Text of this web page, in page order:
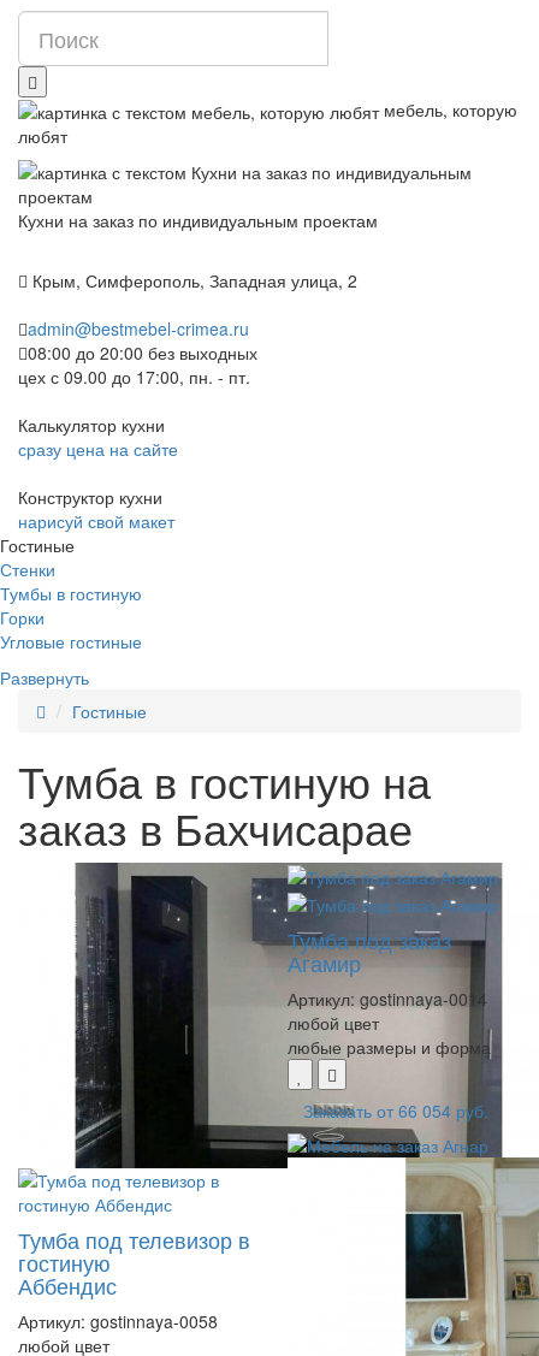
мебель, которую
любят
Кухни на заказ по индивидуальным проектам
Крым, Симферополь, Западная улица, 2
admin@bestmebel-crimea.ru
08:00 до 20:00 без выходных
цех с 09.00 до 17:00, пн. - пт.
Калькулятор кухни
сразу цена на сайте
Конструктор кухни
нарисуй свой макет
Гостиные
Стенки
Тумбы в гостиную
Горки
Угловые гостиные
Развернуть
Гостиные
Тумба в гостиную на
заказ в Бахчисарае
Тумба под телевизор в
гостиную
Аббендис
Артикул: gostinnaya-0058
любой цвет
Тумба под заказ
Агамир
Артикул: gostinnaya-0014
любой цвет
любые размеры и форма
Заказать от66 054 руб.